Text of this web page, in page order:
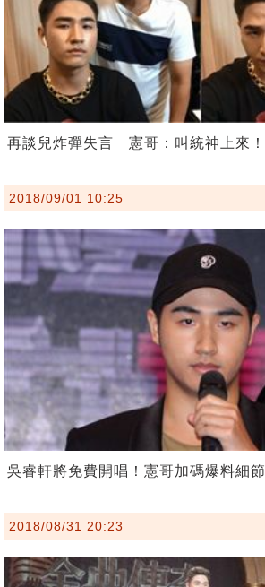
再談兒炸彈失言 憲哥：叫統神上來！
2018/09/01 10:25
吳睿軒將免費開唱！憲哥加碼爆料細節
2018/08/31 20:23